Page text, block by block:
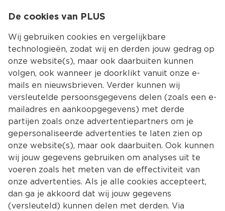
Kies jouw
Terug Producten
De cookies van PLUS
Wij gebruiken cookies en vergelijkbare
technologieën, zodat wij en derden jouw gedrag op
onze website(s), maar ook daarbuiten kunnen
volgen, ook wanneer je doorklikt vanuit onze e-
mails en nieuwsbrieven. Verder kunnen wij
versleutelde persoonsgegevens delen (zoals een e-
mailadres en aankoopgegevens) met derde
partijen zoals onze advertentiepartners om je
gepersonaliseerde advertenties te laten zien op
onze website(s), maar ook daarbuiten. Ook kunnen
wij jouw gegevens gebruiken om analyses uit te
voeren zoals het meten van de effectiviteit van
onze advertenties. Als je alle cookies accepteert,
dan ga je akkoord dat wij jouw gegevens
(versleuteld) kunnen delen met derden. Via